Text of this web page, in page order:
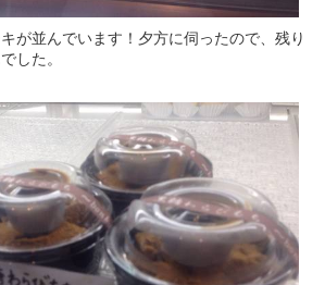
が並んでいます！夕方に伺ったので、残り
した。